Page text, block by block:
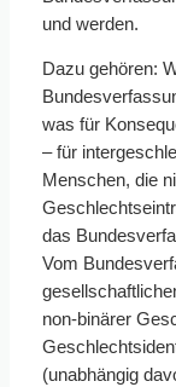
und werden.
Dazu gehören:
was für
– für
Menschen, die
das
Vom
non-binärer
(unabhängig